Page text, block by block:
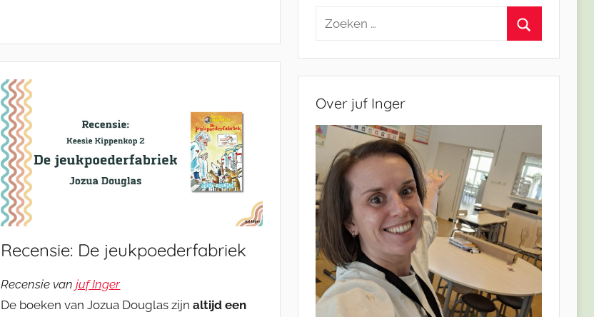
Recensie: De jeukpoederfabriek
Recensie vanjuf Inger
De boeken van Jozua Douglas zijnaltijd een
Zoeken
Over juf Inger